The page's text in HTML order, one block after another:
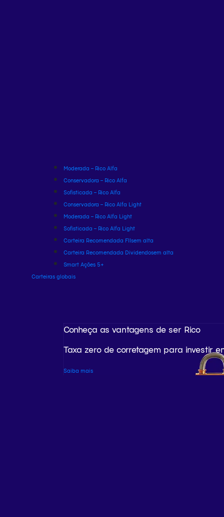
Moderada – Rico Alfa
Conservadora – Rico Alfa
Sofisticada – Rico Alfa
Conservadora – Rico Alfa Light
Moderada – Rico Alfa Light
Sofisticada – Rico Alfa Light
Carteira Recomendada FIIsem alta
Carteira Recomendada Dividendosem alta
Smart Ações 5+
Carteiras globais
Conheça as vantagens de ser Rico
Taxa zero de corretagem para investir
Saiba mais